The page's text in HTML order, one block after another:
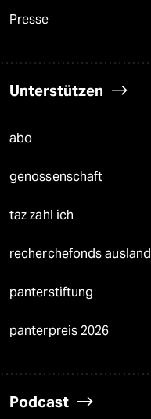
Presse
Unterstützen
abo
genossenschaft
taz zahl ich
recherchefonds ausland
panterstiftung
panterpreis 2026
Podcast